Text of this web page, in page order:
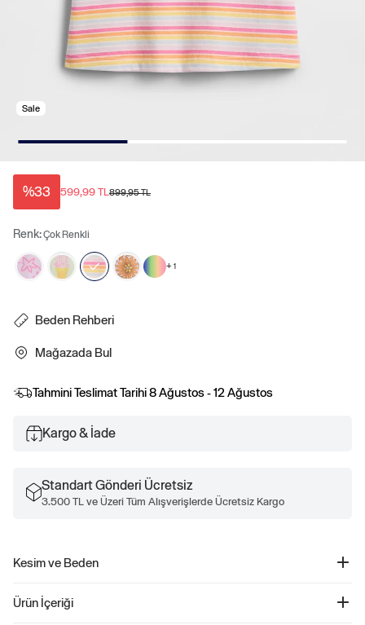
Sale
%33 599,99 TL899,95 TL
Renk:Çok Renkli
+ 1
Beden Rehberi
Mağazada Bul
Tahmini Teslimat Tarihi8 Ağustos - 12 Ağustos
Kargo & İade
Standart Gönderi Ücretsiz
3.500 TL ve Üzeri Tüm Alışverişlerde Ücretsiz Kargo
Kesim ve Beden
Kalçaya kadar iniyor.
Ürün İçeriği